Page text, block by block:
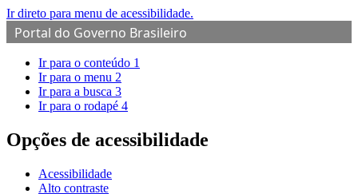
Ir direto para menu de acessibilidade.
Portal do Governo Brasileiro
Ir para o conteúdo 1
Ir para o menu 2
Ir para a busca 3
Ir para o rodapé 4
Opções de acessibilidade
Acessibilidade
Alto contraste